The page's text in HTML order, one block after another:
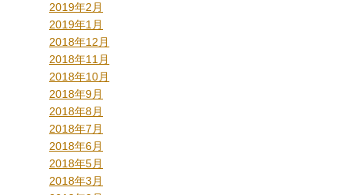
2019年2月
2019年1月
2018年12月
2018年11月
2018年10月
2018年9月
2018年8月
2018年7月
2018年6月
2018年5月
2018年3月